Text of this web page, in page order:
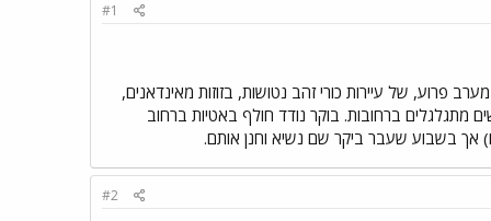
#1
פרוע, של עיירות כורי זהב נטושות, בזוזות מאינדאנים,
מתגלגלים ברחובות. בוקר נודד חולף באטיות ברחוב
אך בשבוע שעבר ביקר שם נשיא וחנן אותם.
#2